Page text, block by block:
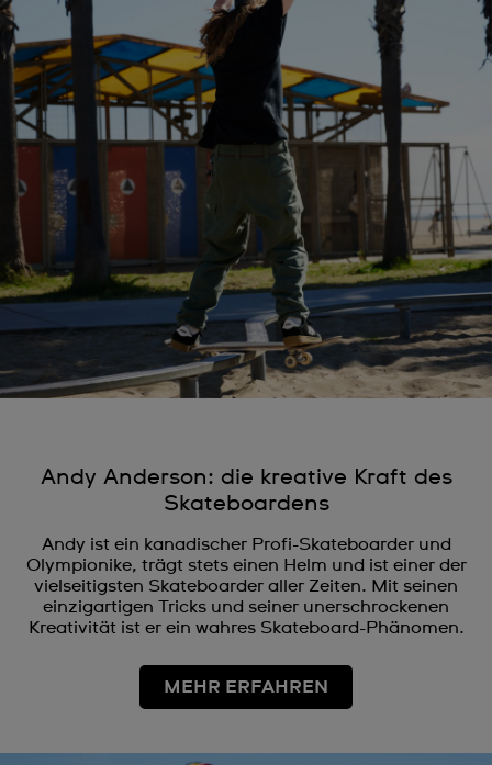
Andy Anderson: die kreative Kraft des
Skateboardens
Andy ist ein kanadischer Profi-Skateboarder und
Olympionike, trägt stets einen Helm und ist einer der
vielseitigsten Skateboarder aller Zeiten. Mit seinen
einzigartigen Tricks und seiner unerschrockenen
Kreativität ist er ein wahres Skateboard-Phänomen.
MEHR ERFAHREN